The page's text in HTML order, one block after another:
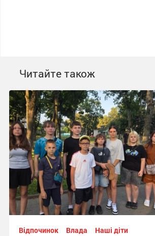
Читайте також
Відпочинок Влада Наші діти